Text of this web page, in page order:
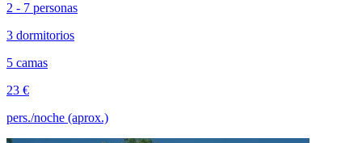
2 - 7 personas
3 dormitorios
5 camas
23 €
pers./noche (aprox.)